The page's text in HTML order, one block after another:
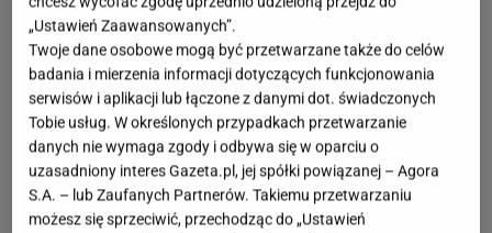
„Ustawień Zaawansowanych”.
Twoje dane osobowe mogą być przetwarzane także do celów
badania i mierzenia informacji dotyczących funkcjonowania
serwisów i aplikacji lub łączone z danymi dot. świadczonych
Tobie usług. W określonych przypadkach przetwarzanie
danych nie wymaga zgody i odbywa się w oparciu o
uzasadniony interes Gazeta.pl, jej spółki powiązanej – Agora
S.A. – lub Zaufanych Partnerów. Takiemu przetwarzaniu
możesz się sprzeciwić, przechodząc do „Ustawień